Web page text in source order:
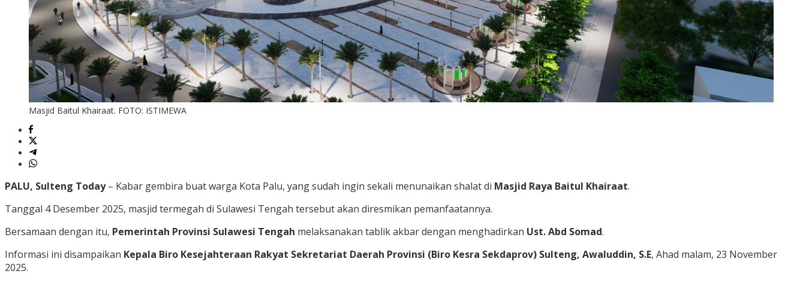
Masjid Baitul Khairaat. FOTO: ISTIMEWA
PALU, Sulteng Today– Kabar gembira buat warga Kota Palu, yang sudah ingin sekali menunaikan shalat di Masjid Raya Baitul Khairaat.
Tanggal 4 Desember 2025, masjid termegah di Sulawesi Tengah tersebut akan diresmikan pemanfaatannya.
Bersamaan dengan itu, Pemerintah Provinsi Sulawesi Tengah melaksanakan tablik akbar dengan menghadirkan Ust. Abd Somad.
Informasi ini disampaikan Kepala Biro Kesejahteraan Rakyat Sekretariat Daerah Provinsi (Biro Kesra Sekdaprov) Sulteng, Awaluddin, S.E, Ahad malam, 23 November
2025.